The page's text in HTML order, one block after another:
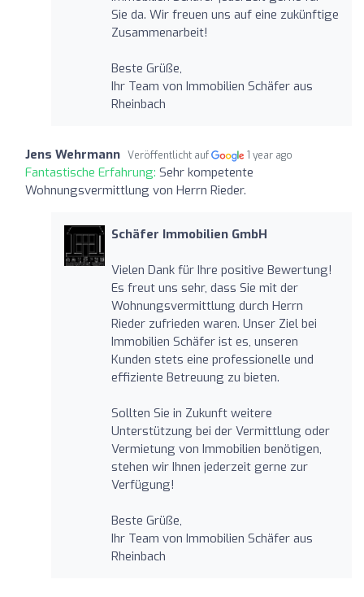
Sie da. Wir freuen uns auf eine zukünftige
Zusammenarbeit!
Beste Grüße,
Ihr Team von Immobilien Schäfer aus
Rheinbach
Jens Wehrmann Veröffentlicht auf 1 year ago
Fantastische Erfahrung: Sehr kompetente
Wohnungsvermittlung von Herrn Rieder.
Schäfer Immobilien GmbH
Vielen Dank für Ihre positive Bewertung!
Es freut uns sehr, dass Sie mit der
Wohnungsvermittlung durch Herrn
Rieder zufrieden waren. Unser Ziel bei
Immobilien Schäfer ist es, unseren
Kunden stets eine professionelle und
effiziente Betreuung zu bieten.
Sollten Sie in Zukunft weitere
Unterstützung bei der Vermittlung oder
Vermietung von Immobilien benötigen,
stehen wir Ihnen jederzeit gerne zur
Verfügung!
Beste Grüße,
Ihr Team von Immobilien Schäfer aus
Rheinbach